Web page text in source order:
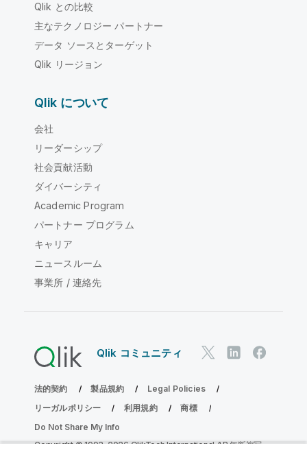
Qlik との比較
主なテクノロジー パートナー
データ ソースとターゲット
Qlik リージョン
Qlik について
会社
リーダーシップ
社会貢献活動
ダイバーシティ
Academic Program
パートナー プログラム
キャリア
ニュースルーム
事業所 / 連絡先
Qlik コミュニティ
法的契約 製品規約
Legal Policies
リーガルポリシー
利用規約
商標
Do Not Share My Info
Copyright © 1993-2026 QlikTech International AB.無断複写・